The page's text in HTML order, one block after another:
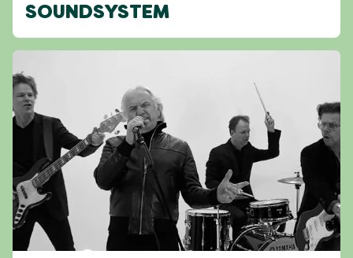
SOUNDSYSTEM